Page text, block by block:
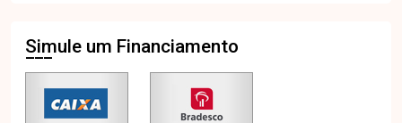
Simule um Financiamento